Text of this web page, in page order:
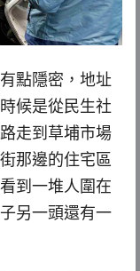
點隱密，地址
候是從民生社
走到草埔市場
那邊的住宅區
到一堆人圍在
另一頭還有一